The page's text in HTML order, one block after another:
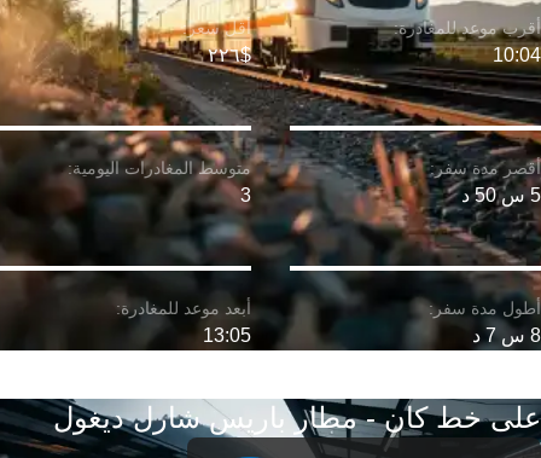
5 س 50 د
10:04
8 س 7 د
$٢٢٦
3
13:05
على خط كان - مطار باريس شارل ديغول